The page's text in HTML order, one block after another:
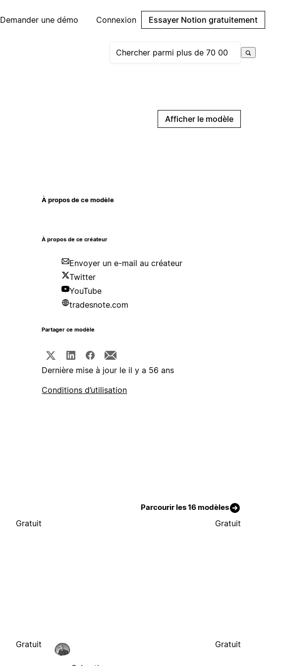
Demander une démo Connexion Essayer Notion gratuitement
Afficher le modèle
À propos de ce modèle
À propos de ce créateur
Envoyer un e-mail au créateur
Twitter
YouTube
tradesnote.com
Partager ce modèle
Dernière mise à jour le il y a 56 ans
Conditions d’utilisation
Parcourir les 16 modèles
Gratuit Gratuit
Gratuit Gratuit